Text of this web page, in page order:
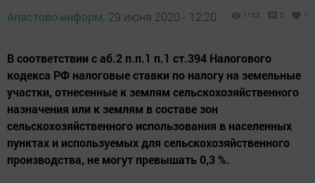
Апастово-информ, 29 июня 2020 - 12:20 1153 0 1
В соответствии с аб.2 п.п.1 п.1 ст.394 Налогового
кодекса РФ налоговые ставки по налогу на земельные
участки, отнесенные к землям сельскохозяйственного
назначения или к землям в составе зон
сельскохозяйственного использования в населенных
пунктах и используемых для сельскохозяйственного
производства, не могут превышать 0,3 %.